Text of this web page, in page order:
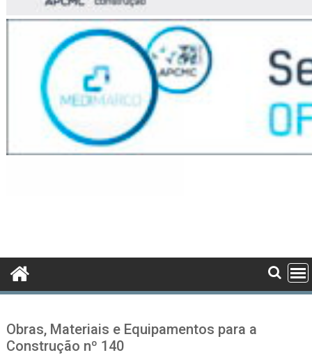
Obras, Materiais e Equipamentos para a
Construção nº 140